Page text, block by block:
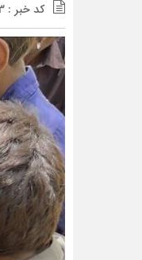
کد خبر : 2213